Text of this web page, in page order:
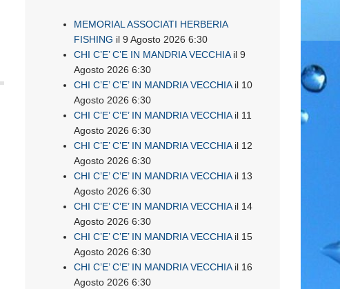
MEMORIAL ASSOCIATI HERBERIA
FISHING il 9 Agosto 2026 6:30
CHI C’E’ C’E IN MANDRIA VECCHIAil 9
Agosto 2026 6:30
CHI C’E’ C’E’ IN MANDRIA VECCHIAil 10
Agosto 2026 6:30
CHI C’E’ C’E’ IN MANDRIA VECCHIAil 11
Agosto 2026 6:30
CHI C’E’ C’E’ IN MANDRIA VECCHIAil 12
Agosto 2026 6:30
CHI C’E’ C’E’ IN MANDRIA VECCHIAil 13
Agosto 2026 6:30
CHI C’E’ C’E’ IN MANDRIA VECCHIAil 14
Agosto 2026 6:30
CHI C’E’ C’E’ IN MANDRIA VECCHIAil 15
Agosto 2026 6:30
CHI C’E’ C’E’ IN MANDRIA VECCHIAil 16
Agosto 2026 6:30